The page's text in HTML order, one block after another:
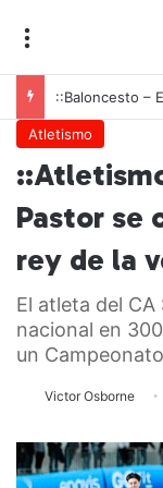
Atletismo
Pastor se
rey de la
El atleta del
nacional en
un
Victor Osborne